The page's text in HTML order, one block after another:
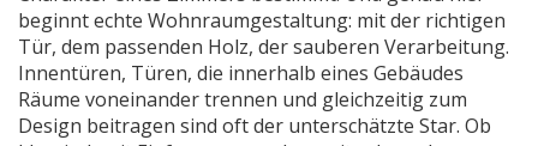
beginnt echte Wohnraumgestaltung: mit der richtigen
Tür, dem passenden Holz, der sauberen Verarbeitung.
Innentüren, Türen, die innerhalb eines Gebäudes
Räume voneinander trennen und gleichzeitig zum
Design beitragen sind oft der unterschätzte Star. Ob